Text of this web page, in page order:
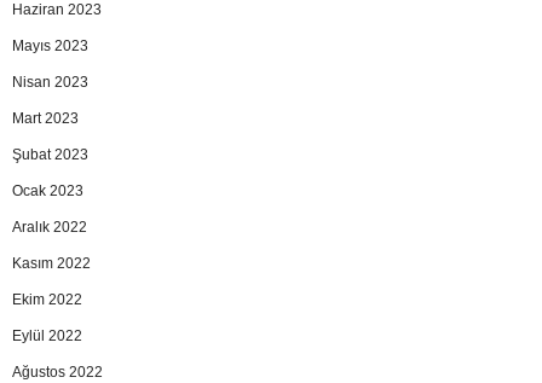
Haziran 2023
Mayıs 2023
Nisan 2023
Mart 2023
Şubat 2023
Ocak 2023
Aralık 2022
Kasım 2022
Ekim 2022
Eylül 2022
Ağustos 2022